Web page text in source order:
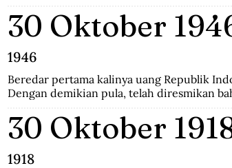
peraturan pemerintah yang mengatur
satunya Instruksi Presiden No.14 Tahun
30 Oktober
1946
Beredar pertama kalinya uang Republik
Dengan demikian pula, telah diresmikan
30 Oktober
1918